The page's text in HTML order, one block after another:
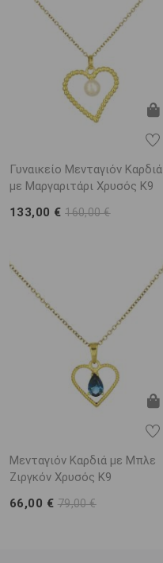
Γυναικείο Μενταγιόν Καρδιά
με Μαργαριτάρι Χρυσός K9
133,00 €160,00 €
Μενταγιόν Καρδιά με Μπλε
Ζιργκόν Χρυσός K9
66,00 € 79,00 €